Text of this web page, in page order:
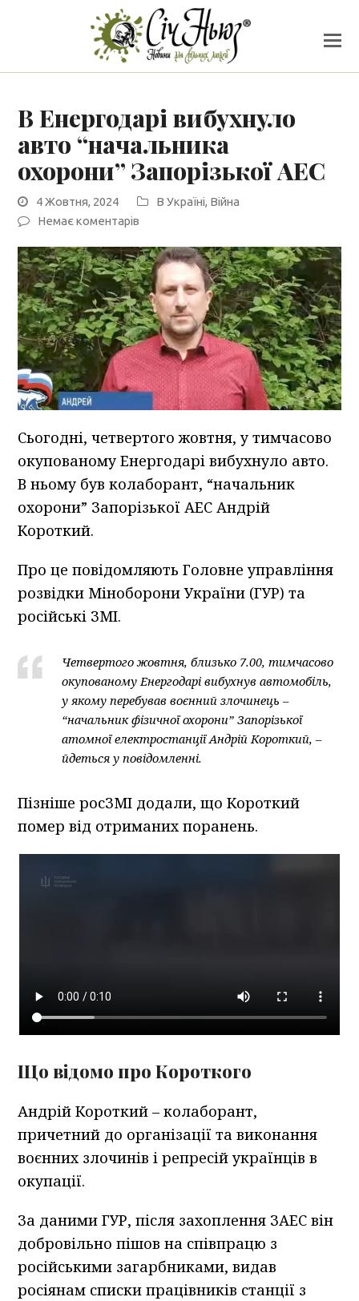
В Енергодарі вибухнуло
авто “начальника
охорони” Запорізької АЕС
4 Жовтня, 2024 В Україні, Війна
Немає коментарів
Сьогодні, четвертого жовтня, у тимчасово
окупованому Енергодарі вибухнуло авто.
В ньому був колаборант, “начальник
охорони” Запорізької АЕС Андрій
Короткий.
Про це повідомляють Головне управління
розвідки Міноборони України (ГУР) та
російські ЗМІ.
Четвертого жовтня, близько 7.00, тимчасово
окупованому Енергодарі вибухнув автомобіль,
у якому перебував воєнний злочинець –
“начальник фізичної охорони” Запорізької
атомної електростанції Андрій Короткий, –
йдеться у повідомленні.
Пізніше росЗМІ додали, що Короткий
помер від отриманих поранень.
Що відомо про Короткого
Андрій Короткий – колаборант,
причетний до організації та виконання
воєнних злочинів і репресій українців в
окупації.
За даними ГУР, після захоплення ЗАЕС він
добровільно пішов на співпрацю з
російськими загарбниками, видав
росіянам списки працівників станції з